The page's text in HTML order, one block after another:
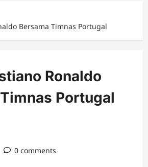
Bersama Timnas Portugal
Ronaldo
Portugal
0 comments